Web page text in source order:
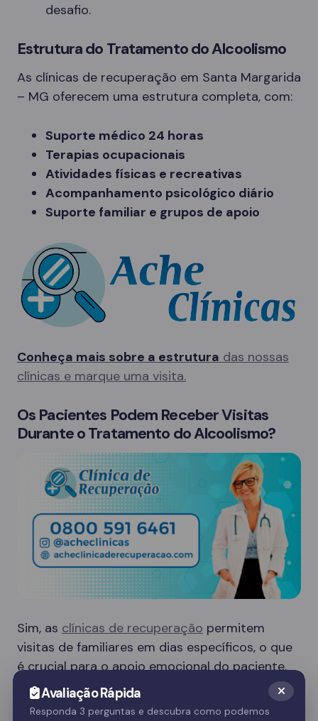
desafio.
Estrutura do Tratamento do Alcoolismo
As clínicas de recuperação em Santa Margarida
– MG oferecem uma estrutura completa, com:
Suporte médico 24 horas
Terapias ocupacionais
Atividades físicas e recreativas
Acompanhamento psicológico diário
Suporte familiar e grupos de apoio
Conheça mais sobre a estrutura das nossas
clínicas e marque uma visita.
Os Pacientes Podem Receber Visitas
Durante o Tratamento do Alcoolismo?
Sim, as clínicas de recuperação permitem
visitas de familiares em dias específicos, o que
é crucial para o apoio emocional do paciente.
Essas visitas ajudam no processo de
recuperação e fortalecem o vínculo familiar.
Avaliação Rápida
Responda 3 perguntas e descubra como podemos